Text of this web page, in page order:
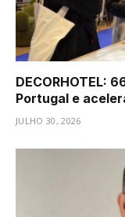
DECORHOTEL:
Portugal e
JULHO 30, 2026